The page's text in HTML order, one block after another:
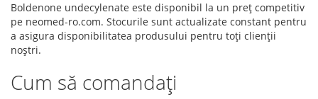
Boldenone undecylenate este disponibil la un preț competitiv
pe neomed-ro.com. Stocurile sunt actualizate constant pentru
a asigura disponibilitatea produsului pentru toți clienții
noștri.
Cum să comandați